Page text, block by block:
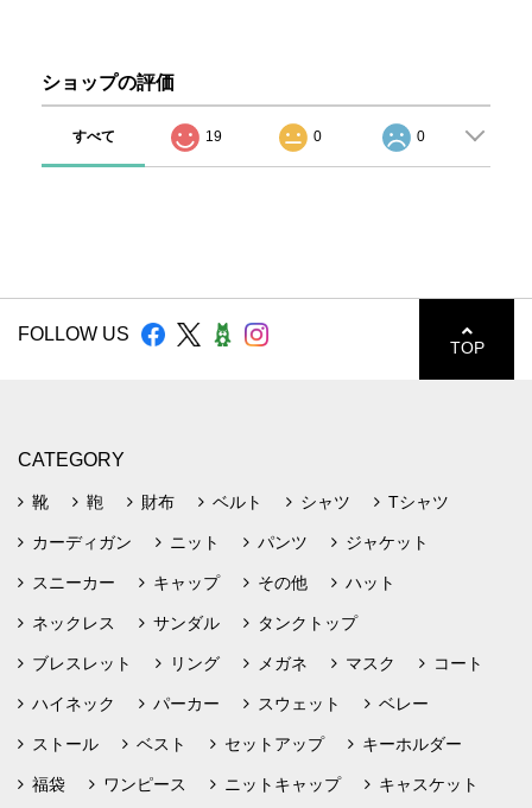
ショップの評価
すべて 19 0 0
FOLLOW US
TOP
CATEGORY
靴 鞄 財布 ベルト シャツ Tシャツ
カーディガン ニット パンツ ジャケット
スニーカー キャップ その他 ハット
ネックレス サンダル タンクトップ
ブレスレット リング メガネ マスク コート
ハイネック パーカー スウェット ベレー
ストール ベスト セットアップ キーホルダー
福袋 ワンピース ニットキャップ キャスケット